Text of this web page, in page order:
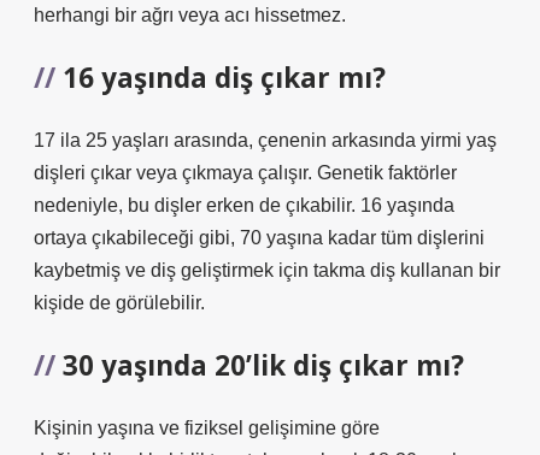
herhangi bir ağrı veya acı hissetmez.
16 yaşında diş çıkar mı?
17 ila 25 yaşları arasında, çenenin arkasında yirmi yaş
dişleri çıkar veya çıkmaya çalışır. Genetik faktörler
nedeniyle, bu dişler erken de çıkabilir. 16 yaşında
ortaya çıkabileceği gibi, 70 yaşına kadar tüm dişlerini
kaybetmiş ve diş geliştirmek için takma diş kullanan bir
kişide de görülebilir.
30 yaşında 20’lik diş çıkar mı?
Kişinin yaşına ve fiziksel gelişimine göre